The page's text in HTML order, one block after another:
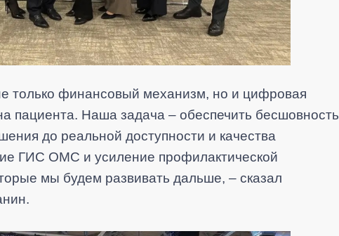
только финансовый механизм, но и цифровая
пациента. Наша задача – обеспечить бесшовность
до реальной доступности и качества
ГИС ОМС и усиление профилактической
мы будем развивать дальше, – сказал